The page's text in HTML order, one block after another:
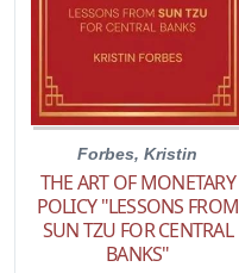
Forbes, Kristin
THE ART OF MONETARY
POLICY "LESSONS FROM
SUN TZU FOR CENTRAL
BANKS"